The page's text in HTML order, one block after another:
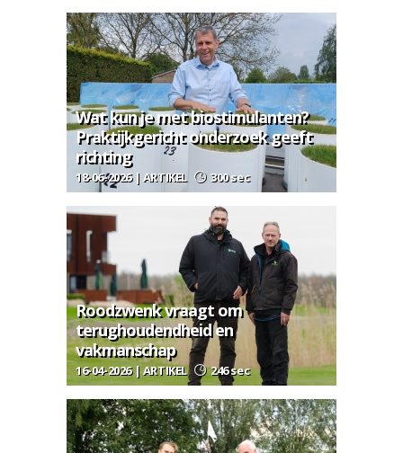
Wat kun je met biostimulanten?
Praktijkgericht onderzoek geeft
richting
18-06-2026 | ARTIKEL 300 sec
Roodzwenk vraagt om
terughoudendheid en
vakmanschap
16-04-2026 | ARTIKEL 246 sec